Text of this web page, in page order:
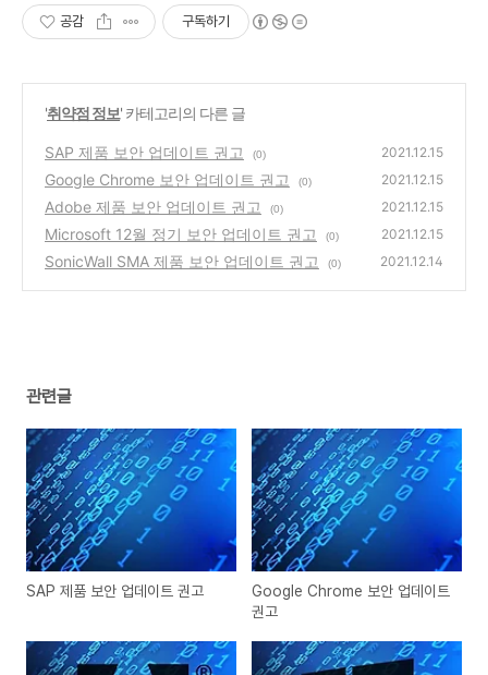
공감 구독하기
'취약점 정보' 카테고리의 다른 글
SAP 제품 보안 업데이트 권고 (0) 2021.12.15
Google Chrome 보안 업데이트 권고 (0) 2021.12.15
Adobe 제품 보안 업데이트 권고 (0) 2021.12.15
Microsoft 12월 정기 보안 업데이트 권고 (0) 2021.12.15
SonicWall SMA 제품 보안 업데이트 권고 (0) 2021.12.14
관련글
SAP 제품 보안 업데이트 권고
Google Chrome 보안 업데이트
권고